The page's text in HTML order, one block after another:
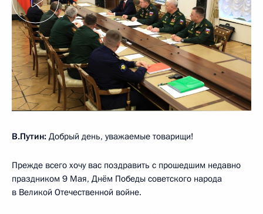
В.Путин: Добрый день, уважаемые товарищи!
Прежде всего хочу вас поздравить с прошедшим недавно
праздником 9 Мая, Днём Победы советского народа
в Великой Отечественной войне.